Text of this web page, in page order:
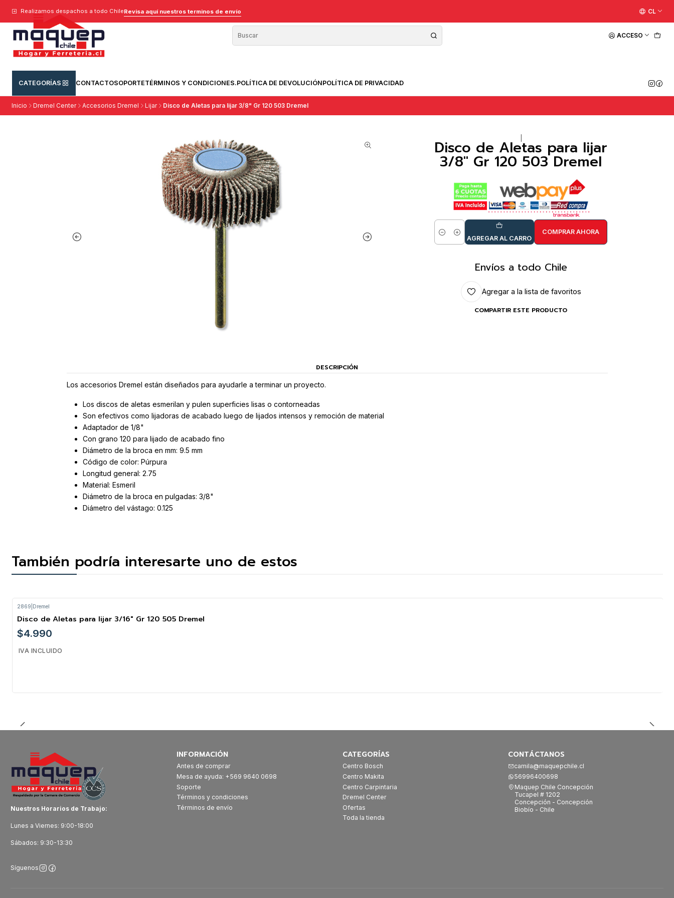
ACCESO
CATEGORÍAS CONTACTOSOPORTETÉRMINOS Y CONDICIONES.POLÍTICA DE DEVOLUCIÓNPOLÍTICA DE PRIVACIDAD
Realizamos despachos a todo ChileRevisa aquí nuestros terminos de envío CL
Inicio Dremel Center Accesorios Dremel Lijar Disco de Aletas para lijar 3/8" Gr 120 503 Dremel
Disco de Aletas para lijar
3/8" Gr 120 503 Dremel
Cantidad AGREGAR AL CARRO
COMPRAR AHORA
Envíos a todo Chile
Agregar a la lista de favoritos
COMPARTIR ESTE PRODUCTO
DESCRIPCIÓN
Los accesorios Dremel están diseñados para ayudarle a terminar un proyecto.
Los discos de aletas esmerilan y pulen superficies lisas o contorneadas
Son efectivos como lijadoras de acabado luego de lijados intensos y remoción de material
Adaptador de 1/8"
Con grano 120 para lijado de acabado fino
Diámetro de la broca en mm: 9.5 mm
Código de color: Púrpura
Longitud general: 2.75
Material: Esmeril
Diámetro de la broca en pulgadas: 3/8"
Diámetro del vástago: 0.125
También podría interesarte uno de estos
2869 Dremel
Disco de Aletas para lijar 3/16" Gr 120 505 Dremel
$4.990
IVA INCLUIDO
Nuestros Horarios de Trabajo:
Lunes a Viernes: 9:00-18:00
Sábados: 9:30-13:30
Síguenos
INFORMACIÓN
Antes de comprar
Mesa de ayuda: +569 9640 0698
Soporte
Términos y condiciones
Términos de envío
CATEGORÍAS
Centro Bosch
Centro Makita
Centro Carpintaria
Dremel Center
Ofertas
Toda la tienda
CONTÁCTANOS
camila@maquepchile.cl
56996400698
Maquep Chile Concepción
Tucapel # 1202
Concepción - Concepción
Biobío - Chile